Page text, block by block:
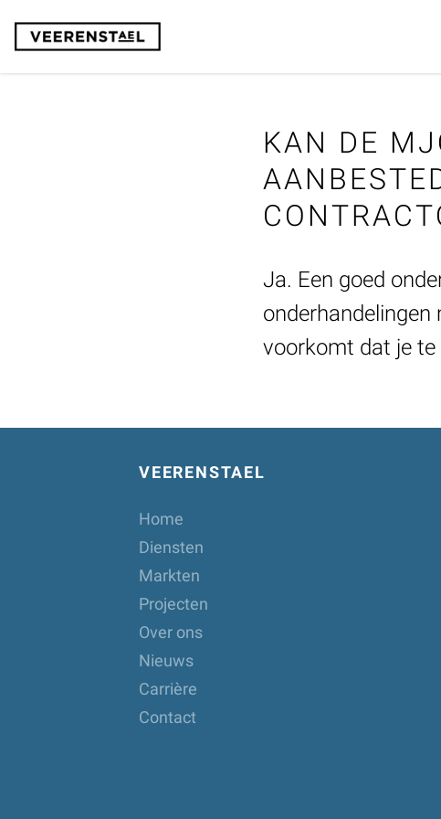
KAN DE
Ja. Een goed
voorkomt dat je
VEERENSTAEL
Home
Diensten
Markten
Projecten
Over ons
Nieuws
Carrière
Contact